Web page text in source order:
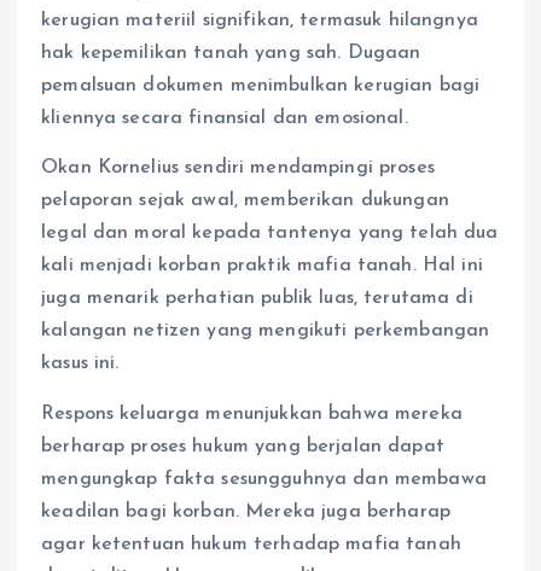
kerugian materiil signifikan, termasuk hilangnya
hak kepemilikan tanah yang sah. Dugaan
pemalsuan dokumen menimbulkan kerugian bagi
kliennya secara finansial dan emosional.
Okan Kornelius sendiri mendampingi proses
pelaporan sejak awal, memberikan dukungan
legal dan moral kepada tantenya yang telah dua
kali menjadi korban praktik mafia tanah. Hal ini
juga menarik perhatian publik luas, terutama di
kalangan netizen yang mengikuti perkembangan
kasus ini.
Respons keluarga menunjukkan bahwa mereka
berharap proses hukum yang berjalan dapat
mengungkap fakta sesungguhnya dan membawa
keadilan bagi korban. Mereka juga berharap
agar ketentuan hukum terhadap mafia tanah